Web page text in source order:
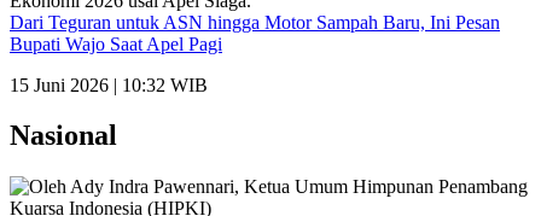
Dari Teguran untuk ASN hingga Motor Sampah Baru, Ini Pesan
Bupati Wajo Saat Apel Pagi
15 Juni 2026 | 10:32 WIB
Nasional